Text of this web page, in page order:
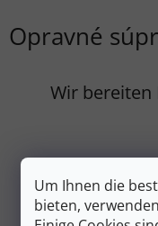
Um Ihnen die
bieten,
Opravné
Wir bereiten